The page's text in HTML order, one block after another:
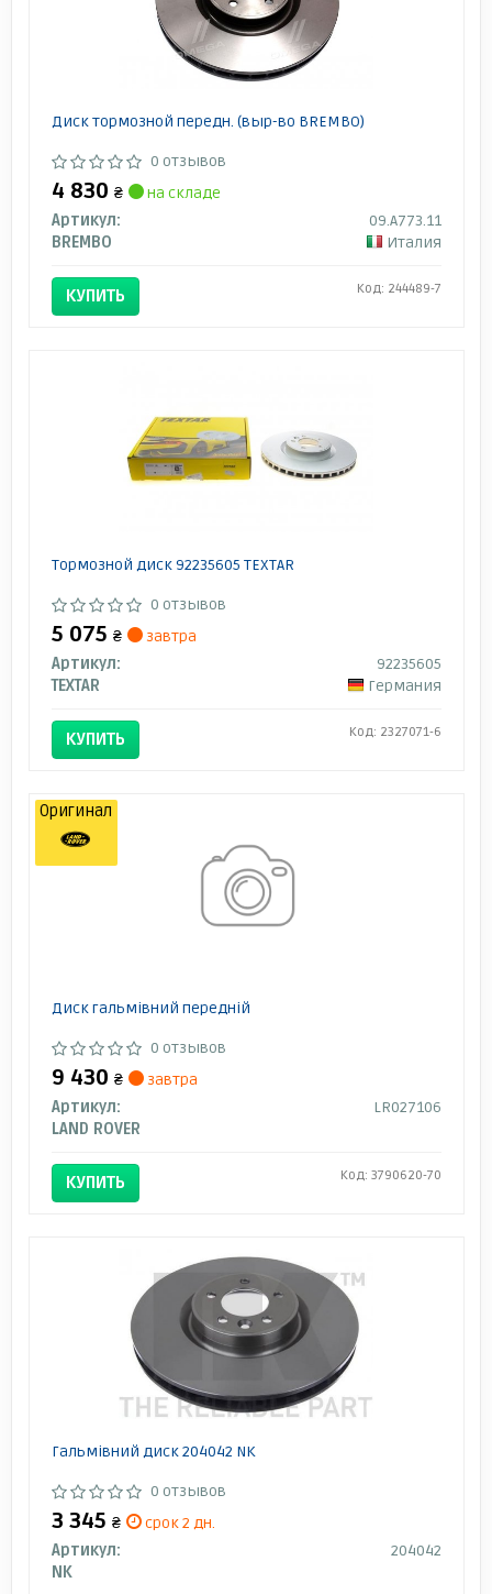
Диск тормозной передн. (выр-во BREMBO)
0 отзывов
4 830 ₴
на складе
Артикул:
09.A773.11
BREMBO
Италия
КУПИТЬ Код: 244489-7
Тормозной диск 92235605 TEXTAR
0 отзывов
5 075 ₴
завтра
Артикул:
92235605
TEXTAR
Германия
КУПИТЬ Код: 2327071-6
Диск гальмівний передній
0 отзывов
9 430 ₴
завтра
Артикул:
LR027106
LAND ROVER
КУПИТЬ Код: 3790620-70
Оригинал
Гальмівний диск 204042 NK
0 отзывов
3 345 ₴
срок 2 дн.
Артикул:
204042
NK